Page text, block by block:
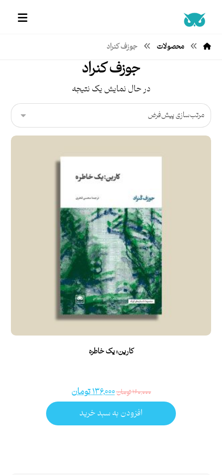
محصولات جوزف کنراد
جوزف کنراد
در حال نمایش یک نتیجه
کارین: یک خاطره
۱۶۰,۰۰۰تومان۱۳۶,۰۰۰تومان
افزودن به سبد خرید